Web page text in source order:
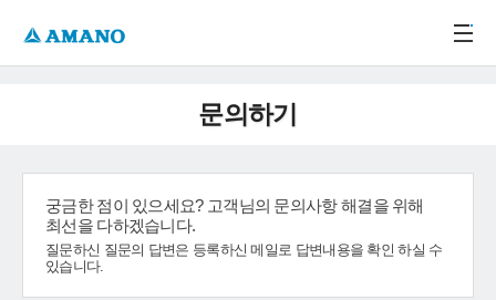
문의하기
궁금한 점이 있으세요? 고객님의 문의사항 해결을 위해
최선을 다하겠습니다.
질문하신 질문의 답변은 등록하신 메일로 답변내용을 확인 하실 수
있습니다.